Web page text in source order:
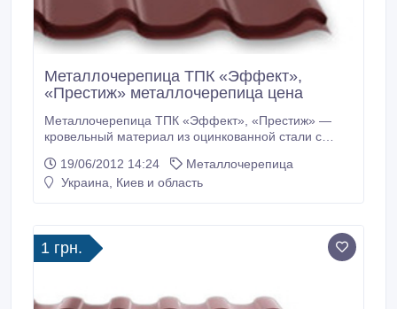
Металлочерепица ТПК «Эффект»,
«Престиж» металлочерепица цена
Металлочерепица ТПК «Эффект», «Престиж» —
кровельный материал из оцинкованной стали с
уклоном от 14°). Волнообразная форма,
обеспечивающая эффектный внешний вид здания.
19/06/2012 14:24
Металлочерепица
Украина, Киев и область
1 грн.